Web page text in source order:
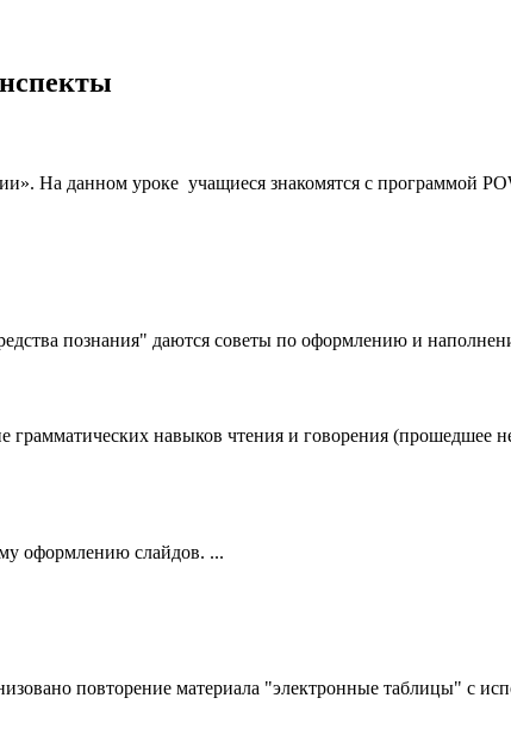
На данном уроке учащиеся знакомятся с программой
познания" даются советы по оформлению и
навыков чтения и говорения (прошедшее
оформлению слайдов. ...
повторение материала "электронные таблицы" с